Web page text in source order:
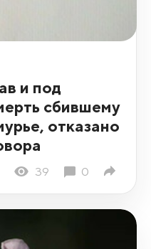
и под
сбившему
отказано
39 0